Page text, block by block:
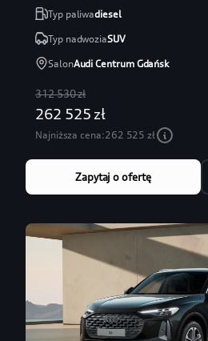
Typ paliwadiesel
Typ nadwoziaSUV
SalonAudi Centrum Gdańsk
312 530 zł
262 525 zł
Najniższa cena:262 525 zł
Zapytaj o ofertę